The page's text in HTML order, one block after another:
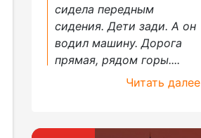
сидела передным
сидения. Дети зади. А он
водил машину. Дорога
прямая, рядом горы....
Читать далее